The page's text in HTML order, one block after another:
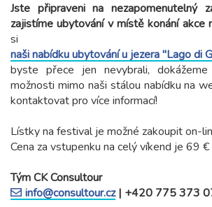
Jste připraveni na nezapomenutelný
zajistíme ubytování v místě konání akce
si
naši nabídku ubytování u jezera "Lago di
byste přece jen nevybrali,
možnosti mimo naši stálou nabídku na
kontaktovat pro více informací!
Lístky na festival je možné zakoupit on-
Cena za vstupenku na celý víkend je 69 €
Tým CK Consultour
info@consultour.cz| +420 775 373